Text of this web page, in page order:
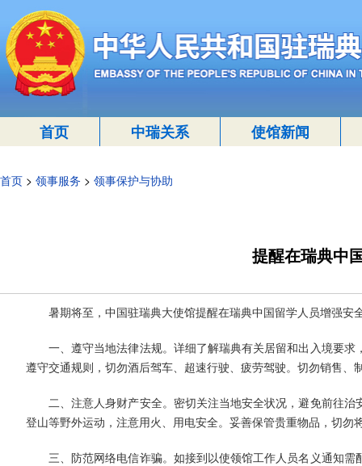
首页 中瑞关系 使馆新闻
首页 > 领事服务 > 领事保护与协助
提醒在瑞典中
暑期将至，中国驻瑞典大使馆提醒在瑞典中国留学人员增强
一、遵守当地法律法规。详细了解瑞典有关居留和出入境要
遵守交通规则，切勿酒后驾车、超速行驶、疲劳驾驶。切勿销售、
二、注意人身财产安全。密切关注当地安全状况，避免前往
登山等野外运动，注意用火、用电安全。妥善保管贵重物品，切
三、防范网络电信诈骗。如接到以使领馆工作人员名义通知